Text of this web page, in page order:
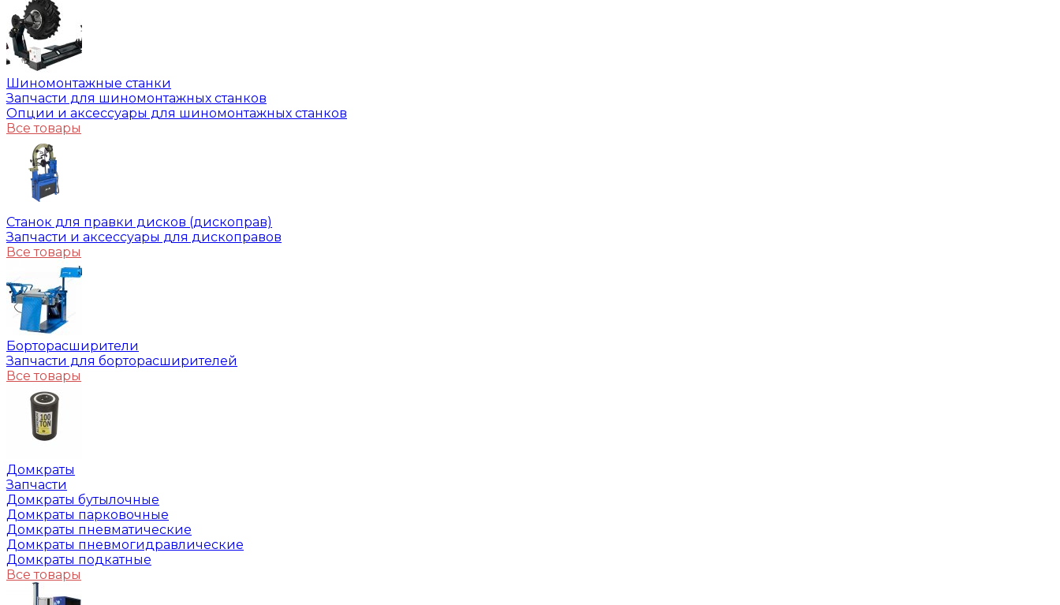
Шиномонтажные станки
Запчасти для шиномонтажных станков
Опции и аксессуары для шиномонтажных станков
Все товары
Станок для правки дисков (дископрав)
Запчасти и аксессуары для дископравов
Все товары
Борторасширители
Запчасти для борторасширителей
Все товары
Домкраты
Запчасти
Домкраты бутылочные
Домкраты парковочные
Домкраты пневматические
Домкраты пневмогидравлические
Домкраты подкатные
Все товары